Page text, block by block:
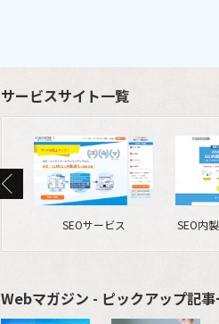
サービスサイト一覧
SEOサービス SEO内
Webマガジン - ピックアップ記事